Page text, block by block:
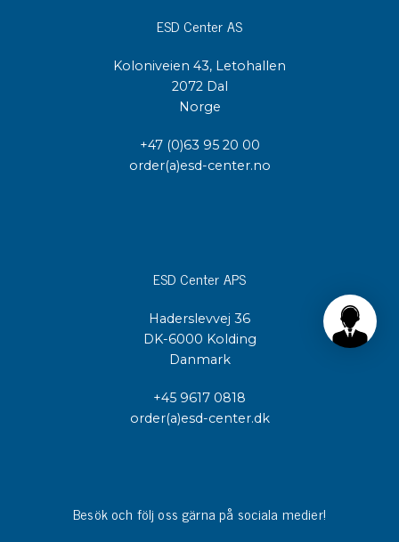
ESD Center AS
Koloniveien 43, Letohallen
2072 Dal
Norge
+47 (0)63 95 20 00
order(a)esd-center.no
ESD Center APS
Haderslevvej 36
DK-6000 Kolding
Danmark
+45 9617 0818
order(a)esd-center.dk
Besök och följ oss gärna på sociala medier!